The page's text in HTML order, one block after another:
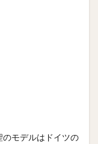
モデルはドイツの